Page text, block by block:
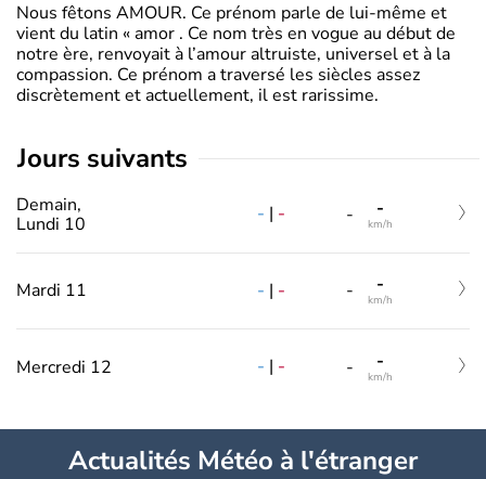
Nous fêtons AMOUR. Ce prénom parle de lui-même et
vient du latin « amor . Ce nom très en vogue au début de
notre ère, renvoyait à l’amour altruiste, universel et à la
compassion. Ce prénom a traversé les siècles assez
discrètement et actuellement, il est rarissime.
jours suivants
Demain,
Lundi 10
- | - - -
km/h
Mardi 11 - | - - -
km/h
Mercredi 12 - | - - -
km/h
Actualités Météo à l'étranger